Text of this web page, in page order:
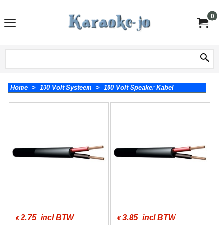
0
Home > 100 Volt Systeem > 100 Volt Speaker Kabel
€ 2.75 incl BTW
€ 3.85 incl BTW